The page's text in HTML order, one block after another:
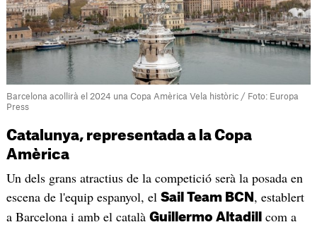
Barcelona acollirà el 2024 una Copa Amèrica Vela històric / Foto: Europa
Press
Catalunya, representada a la Copa
Amèrica
Un dels grans atractius de la competició serà la posada en
escena de l'equip espanyol, el Sail Team BCN , establert
a Barcelona i amb el català Guillermo Altadill com a